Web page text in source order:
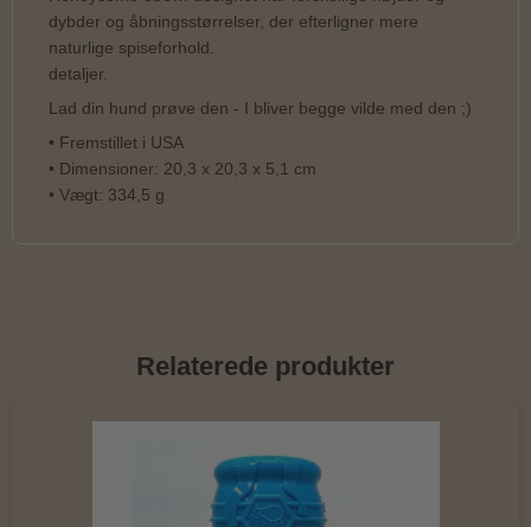
dybder og åbningsstørrelser, der efterligner mere
naturlige spiseforhold.
detaljer.
Lad din hund prøve den - I bliver begge vilde med den ;)
• Fremstillet i USA
• Dimensioner: 20,3 x 20,3 x 5,1 cm
• Vægt: 334,5 g
Relaterede produkter